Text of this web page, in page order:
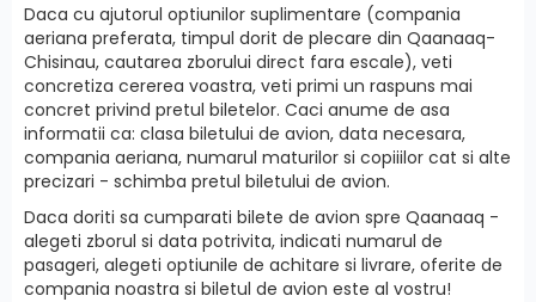
Daca cu ajutorul optiunilor suplimentare (compania
aeriana preferata, timpul dorit de plecare din Qaanaaq-
Chisinau, cautarea zborului direct fara escale), veti
concretiza cererea voastra, veti primi un raspuns mai
concret privind pretul biletelor. Caci anume de asa
informatii ca: clasa biletului de avion, data necesara,
compania aeriana, numarul maturilor si copiiilor cat si alte
precizari - schimba pretul biletului de avion.
Daca doriti sa cumparati bilete de avion spre Qaanaaq -
alegeti zborul si data potrivita, indicati numarul de
pasageri, alegeti optiunile de achitare si livrare, oferite de
compania noastra si biletul de avion este al vostru!